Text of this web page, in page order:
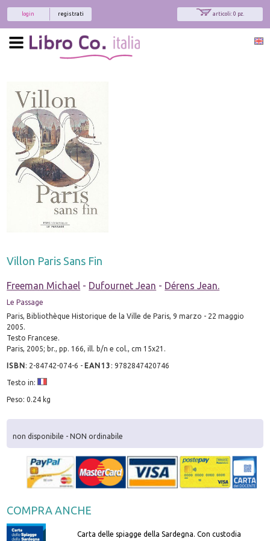
articoli: 0 pz.
registrati
login
Villon Paris Sans Fin
Freeman Michael - Dufournet Jean - Dérens Jean.
Le Passage
Paris, Bibliothèque Historique de la Ville de Paris, 9 marzo - 22 maggio
2005.
Testo Francese.
Paris, 2005; br., pp. 166, ill. b/n e col., cm 15x21.
ISBN: 2-84742-074-6 - EAN13 :9782847420746
Testo in:
Peso: 0.24 kg
non disponibile - NON ordinabile
COMPRA ANCHE
Carta delle spiagge della Sardegna. Con custodia